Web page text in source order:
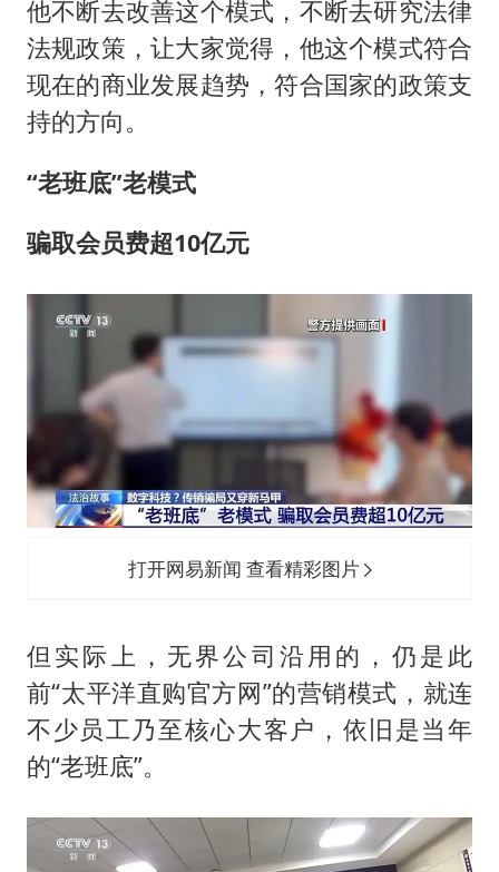
他不断去改善这个模式，不断去研究法律
法规政策，让大家觉得，他这个模式符合
现在的商业发展趋势，符合国家的政策支
持的方向。
“老班底”老模式
骗取会员费超10亿元
打开网易新闻 查看精彩图片
但实际上，无界公司沿用的，仍是此
前“太平洋直购官方网”的营销模式，就连
不少员工乃至核心大客户，依旧是当年
的“老班底”。